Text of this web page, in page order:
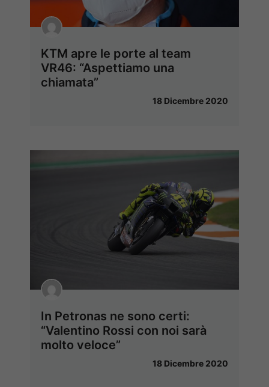
KTM apre le porte al team
VR46: “Aspettiamo una
chiamata”
18 Dicembre 2020
In Petronas ne sono certi:
“Valentino Rossi con noi sarà
molto veloce”
18 Dicembre 2020